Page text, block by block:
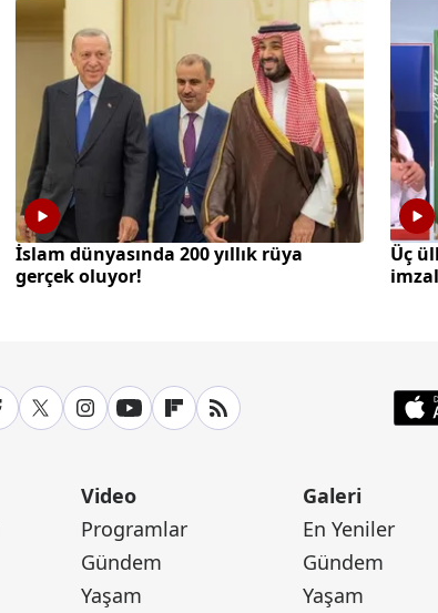
İslam dünyasında 200 yıllık rüya
gerçek oluyor!
Üç
Video
Programlar
Gündem
Yaşam
Galeri
En Yeniler
Gündem
Yaşam